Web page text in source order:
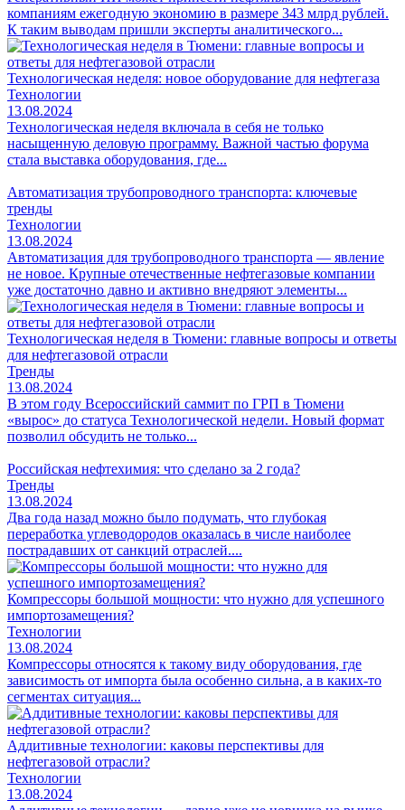
компаниям ежегодную экономию в размере 343 млрд рублей.
К таким выводам пришли эксперты аналитического...
Технологическая неделя: новое оборудование для нефтегаза
Технологии
13.08.2024
Технологическая неделя включала в себя не только
насыщенную деловую программу. Важной частью форума
стала выставка оборудования, где...
Автоматизация трубопроводного транспорта: ключевые
тренды
Технологии
13.08.2024
Автоматизация для трубопроводного транспорта — явление
не новое. Крупные отечественные нефтегазовые компании
уже достаточно давно и активно внедряют элементы...
Технологическая неделя в Тюмени: главные вопросы и ответы
для нефтегазовой отрасли
Тренды
13.08.2024
В этом году Всероссийский саммит по ГРП в Тюмени
«вырос» до статуса Технологической недели. Новый формат
позволил обсудить не только...
Российская нефтехимия: что сделано за 2 года?
Тренды
13.08.2024
Два года назад можно было подумать, что глубокая
переработка углеводородов оказалась в числе наиболее
пострадавших от санкций отраслей....
Компрессоры большой мощности: что нужно для успешного
импортозамещения?
Технологии
13.08.2024
Компрессоры относятся к такому виду оборудования, где
зависимость от импорта была особенно сильна, а в каких‑то
сегментах ситуация...
Аддитивные технологии: каковы перспективы для
нефтегазовой отрасли?
Технологии
13.08.2024